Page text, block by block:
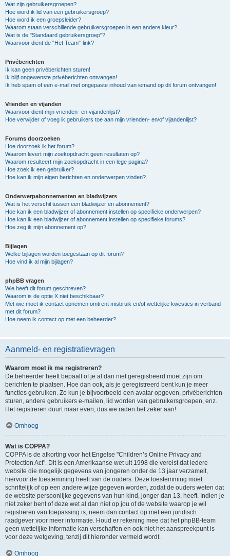
Wat zijn gebruikersgroepen?
Hoe word ik lid van een gebruikersgroep?
Hoe word ik een groepsleider?
Waarom staan verschillende gebruikersgroepen in een andere kleur?
Wat is de "Standaard gebruikersgroep"?
Waarvoor dient de "Het Team"-link?
Privéberichten
Ik kan geen privéberichten sturen!
Ik blijf ongewenste privéberichten ontvangen!
Ik heb spam of een e-mail met ongepaste inhoud van iemand op dit forum ontvangen!
Vrienden en vijanden
Waarvoor dient mijn vrienden- en vijandenlijst?
Hoe verwijder of voeg ik gebruikers toe aan mijn vrienden- en/of vijandenlijst?
Forums doorzoeken
Hoe doorzoek ik het forum?
Waarom levert mijn zoekopdracht geen resultaten op?
Waarom resulteert mijn zoekopdracht in een lege pagina?
Hoe zoek ik een gebruiker?
Hoe kan ik mijn eigen berichten en onderwerpen vinden?
Onderwerpabonnementen en bladwijzers
Wat is het verschil tussen een bladwijzer en abonnement?
Hoe kan ik een bladwijzer of abonnement instellen op specifieke onderwerpen?
Hoe kan ik een bladwijzer of abonnement instellen op specifieke forums?
Hoe zeg ik mijn abonnement op?
Bijlagen
Welke bijlagen worden toegestaan op dit forum?
Hoe vind ik al mijn bijlagen?
phpBB vragen
Wie heeft dit forum geschreven?
Waarom is de optie X niet beschikbaar?
Met wie moet ik contact opnemen omtrent misbruik en/of wettelijke kwesties in verband
met dit forum?
Hoe neem ik contact op met een beheerder?
Aanmeld- en registratievragen
Waarom moet ik me registreren?
De beheerder heeft bepaalt of je al dan niet geregistreerd moet zijn om
berichten te plaatsen. Hoe dan ook, als je geregistreerd bent kun je meer
functies gebruiken. Zo kun je bijvoorbeeld een avatar opgeven, privéberichten
sturen, andere gebruikers e-mailen, lid worden van gebruikersgroepen, enz.
Het registreren duurt maar even, dus we raden het zeker aan!
Omhoog
Wat is COPPA?
COPPA is de afkorting voor het Engelse "Children’s Online Privacy and
Protection Act". Dit is een Amerikaanse wet uit 1998 die vereist dat iedere
website die mogelijk gegevens van jongeren onder de 13 jaar verzamelt,
hiervoor de toestemming heeft van de ouders. Deze toestemming moet
schriftelijk of op een andere wijze gegeven worden, zodat de ouders weten dat
de website persoonlijke gegevens van hun kind, jonger dan 13, heeft. Indien je
niet zeker bent of deze wet al dan niet op jou of de website waarop je wil
registreren van toepassing is, neem dan contact op met een juridisch
raadgever voor meer informatie. Houd er rekening mee dat het phpBB-team
geen wettelijke informatie kan verschaffen en ook niet het aanspreekpunt is
voor deze wetgeving, tenzij dit hieronder vermeld wordt.
Omhoog